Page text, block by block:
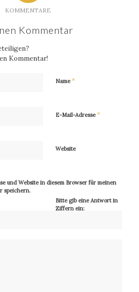
KOMMENTARE
Kommentar
Kommentar!
Name*
E-Mail-Adresse*
Website
und Website in diesem Browser für meinen
speichern.
Bitte gib eine Antwort in
Ziffern ein: